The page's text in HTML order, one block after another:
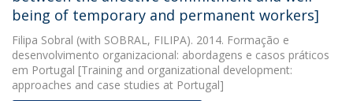
being of temporary and permanent workers]
Filipa Sobral (with SOBRAL, FILIPA). 2014. Formação e
desenvolvimento organizacional: abordagens e casos práticos
em Portugal [Training and organizational development:
approaches and case studies at Portugal]